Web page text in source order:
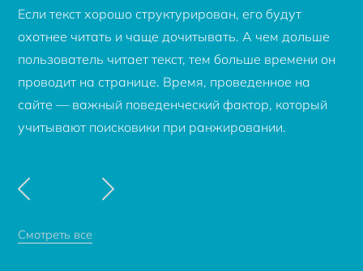
Если текст хорошо структурирован, его будут
охотнее читать и чаще дочитывать. А чем дольше
пользователь читает текст, тем больше времени он
проводит на странице. Время, проведенное на
сайте — важный поведенческий фактор, который
учитывают поисковики при ранжировании.
Смотреть все